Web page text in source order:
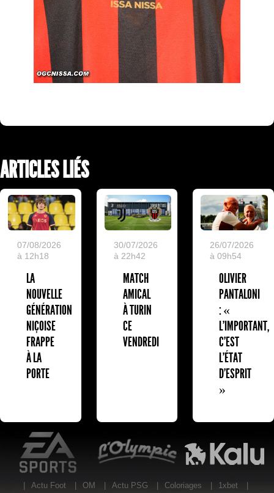
ARTICLES LIÉS
07/08/2026
à 12h18
LA
NOUVELLE
GÉNÉRATION
NIÇOISE
FRAPPE
À LA
PORTE
30/07/2026
à 22h42
MATCH
AMICAL
À TURIN
CE
VENDREDI
26/07/2026
à 09h54
OLIVIER
PANTALONI
: «
L'IMPORTANT,
C'EST
L'ÉTAT
D'ESPRIT
»
EA Sports
Actu Foot OM Actu PSG Coloriages 1xbet